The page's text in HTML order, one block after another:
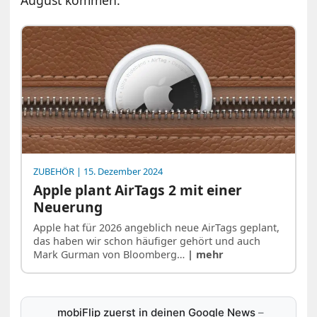
ZUBEHÖR | 15. Dezember 2024
Apple plant AirTags 2 mit einer
Neuerung
Apple hat für 2026 angeblich neue AirTags geplant,
das haben wir schon häufiger gehört und auch
Mark Gurman von Bloomberg… | mehr
mobiFlip zuerst in deinen Google News –